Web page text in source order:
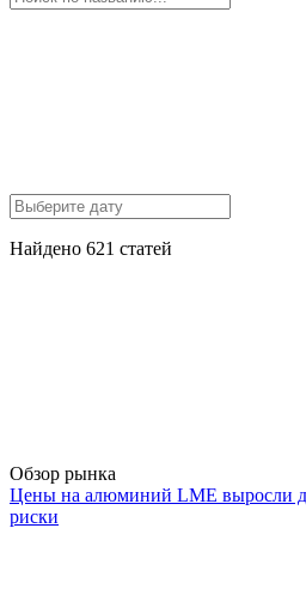
Найдено 621 статей
Обзор рынка
Цены на алюминий LME выросли
риски